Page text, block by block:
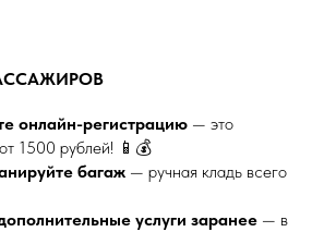
онлайн-регистрацию — это
1500 рублей! 📱💰
багаж — ручная кладь всего
услуги заранее — в